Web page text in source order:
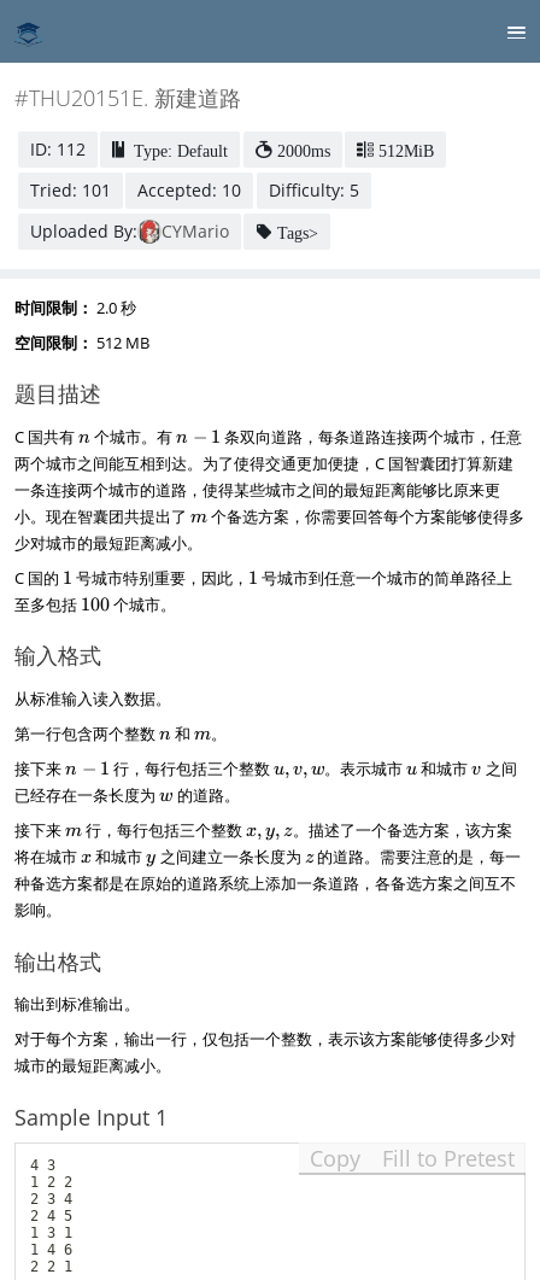
#THU20151E. 新建道路
ID: 112 Type: Default 2000ms 512MiB
Tried: 101 Accepted: 10
Difficulty: 5
Uploaded By:
CYMario Tags>
时间限制： 2.0 秒
空间限制： 512 MB
题目描述
C 国共有n
n 个城市。有n
-
1
n − 1 条双向道路，每条道路连接两个城市，任意
两个城市之间能互相到达。为了使得交通更加便捷，C 国智囊团打算新建
一条连接两个城市的道路，使得某些城市之间的最短距离能够比原来更
小。现在智囊团共提出了m
m 个备选方案，你需要回答每个方案能够使得多
少对城市的最短距离减小。
C 国的 11 号城市特别重要，因此， 11 号城市到任意一个城市的简单路径上
至多包括 1
0
100个城市。
输入格式
从标准输入读入数据。
第一行包含两个整数n
n 和m
m。
接下来n
-
1
n − 1 行，每行包括三个整数u
w
u, v, w。表示城市u
u 和城市v
v 之间
已经存在一条长度为w
w 的道路。
接下来m
m 行，每行包括三个整数x
,
y
,
x, y, z。描述了一个备选方案，该方案
将在城市x
x 和城市y
y 之间建立一条长度为 z
z的道路。需要注意的是，每一
种备选方案都是在原始的道路系统上添加一条道路，各备选方案之间互不
影响。
输出格式
输出到标准输出。
对于每个方案，输出一行，仅包括一个整数，表示该方案能够使得多少对
城市的最短距离减小。
Sample Input 1
4 3
1 2 2
2 3 4
2 4 5
1 3 1
1 4 6
2 2 1
Copy Fill to Pretest